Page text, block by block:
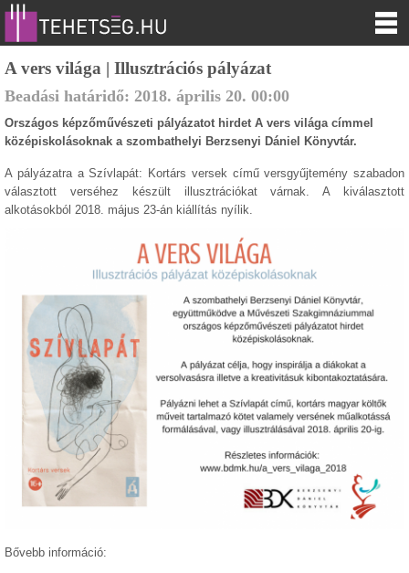
A vers világa | Illusztrációs pályázat
Beadási határidő: 2018. április 20. 00:00
Országos képzőművészeti pályázatot hirdet A vers világa címmel
középiskolásoknak a szombathelyi Berzsenyi Dániel Könyvtár.
A pályázatra a Szívlapát: Kortárs versek című versgyűjtemény szabadon
választott verséhez készült illusztrációkat várnak. A kiválasztott
alkotásokból 2018. május 23-án kiállítás nyílik.
Bővebb információ: